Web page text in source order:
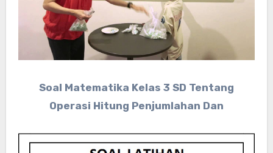
Soal Matematika Kelas 3 SD Tentang
Operasi Hitung Penjumlahan Dan